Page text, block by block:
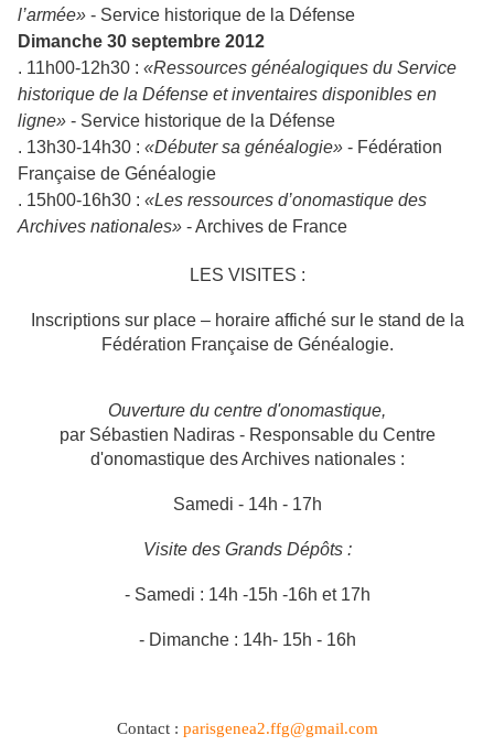
l’armée» - Service historique de la Défense
Dimanche 30 septembre 2012
. 11h00-12h30 : «Ressources généalogiques du Service
historique de la Défense et inventaires disponibles en
ligne» - Service historique de la Défense
. 13h30-14h30 : «Débuter sa généalogie» - Fédération
Française de Généalogie
. 15h00-16h30 : «Les ressources d’onomastique des
Archives nationales» - Archives de France
LES VISITES :
Inscriptions sur place – horaire affiché sur le stand de la
Fédération Française de Généalogie.
Ouverture du centre d'onomastique,
par Sébastien Nadiras - Responsable du Centre
d'onomastique des Archives nationales :
Samedi - 14h - 17h
Visite des Grands Dépôts :
- Samedi : 14h -15h -16h et 17h
- Dimanche : 14h- 15h - 16h
Contact : parisgenea2.ffg@gmail.com